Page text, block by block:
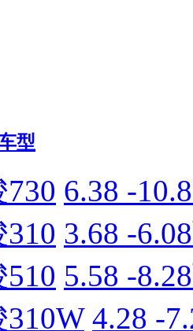
型
6.38 -
3.68 -
5.58 -
310W 4.28 -